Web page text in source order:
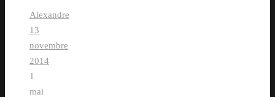
Alexandre
13
novembre
2014
1
mai